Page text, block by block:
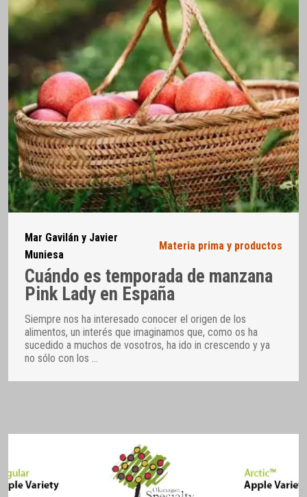
Mar Gavilán y Javier
Muniesa
Materia prima y productos
Cuándo es temporada de manzana
Pink Lady en España
Siempre nos ha interesado conocer el origen de los
alimentos, un interés que imaginamos que, como os ha
sucedido a muchos de vosotros, ha ido in crescendo y ya
no sólo con los …